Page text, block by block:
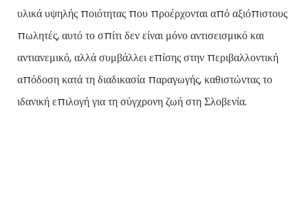
υλικά υψηλής ποιότητας που προέρχονται από αξιόπιστους
πωλητές, αυτό το σπίτι δεν είναι μόνο αντισεισμικό και
αντιανεμικό, αλλά συμβάλλει επίσης στην περιβαλλοντική
απόδοση κατά τη διαδικασία παραγωγής, καθιστώντας το
ιδανική επιλογή για τη σύγχρονη ζωή στη Σλοβενία.